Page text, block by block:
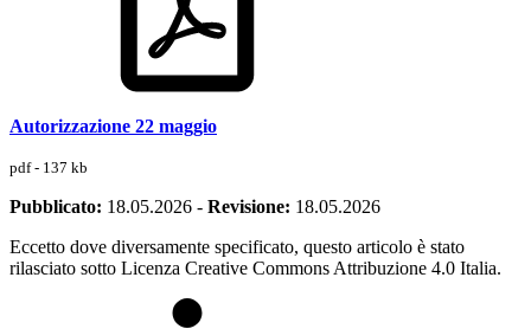
Autorizzazione 22 maggio
pdf - 137 kb
Pubblicato: 18.05.2026 - Revisione: 18.05.2026
Eccetto dove diversamente specificato, questo articolo è stato
rilasciato sotto Licenza Creative Commons Attribuzione 4.0 Italia.